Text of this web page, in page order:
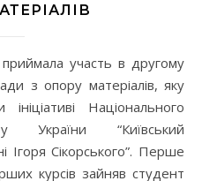
з опору матеріалів, яку
Національного
України “Київський
Ігоря Сікорського”. Перше
курсів зайняв студент